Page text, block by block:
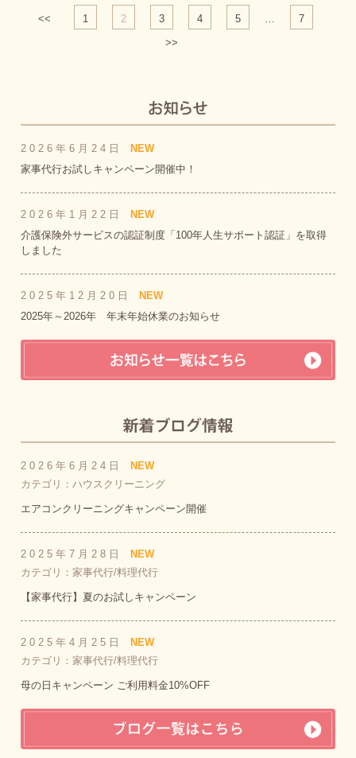
<< 1 2 3 4 5
7
>>
2026年6月24日
NEW
家事代行お試しキャンペーン開催中！
2026年1月22日
NEW
介護保険外サービスの認証制度「100年人生サポート認証」を取得
しました
2025年12月20日
NEW
2025年～2026年 年末年始休業のお知らせ
2026年6月24日
NEW
カテゴリ：ハウスクリーニング
エアコンクリーニングキャンペーン開催
2025年7月28日
NEW
カテゴリ：家事代行/料理代行
【家事代行】夏のお試しキャンペーン
2025年4月25日
NEW
カテゴリ：家事代行/料理代行
母の日キャンペーン ご利用料金10%OFF